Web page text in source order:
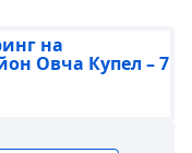
на
Овча Купел – 7